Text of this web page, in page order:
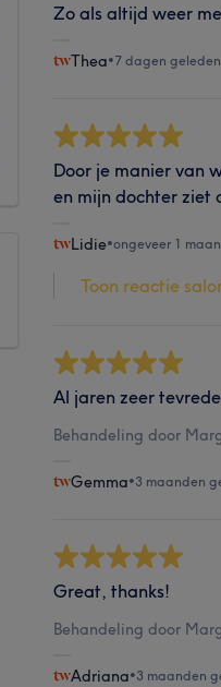
Zo als altijd weer
Thea•7 dagen geleden
Door je manier van
en mijn dochter ziet
Lidie•ongeveer 1
Toon reactie
Al jaren zeer
Behandeling door
Gemma•3 maanden
Great, thanks!
Behandeling door
Adriana•3 maanden